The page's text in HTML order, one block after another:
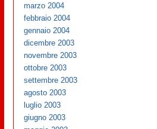
marzo 2004
febbraio 2004
gennaio 2004
dicembre 2003
novembre 2003
ottobre 2003
settembre 2003
agosto 2003
luglio 2003
giugno 2003